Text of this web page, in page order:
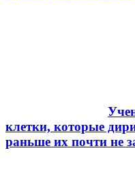
клетки, которые
раньше их почти не